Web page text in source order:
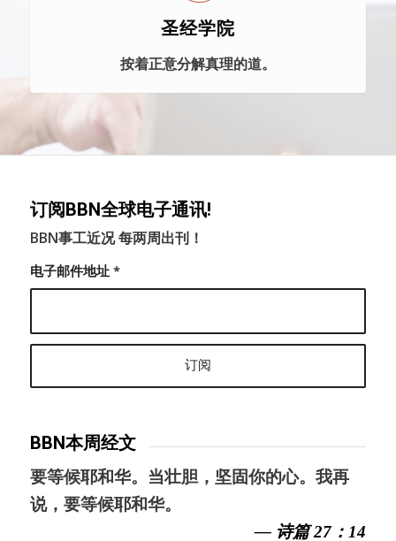
圣经学院
按着正意分解真理的道。
订阅BBN全球电子通讯!
BBN事工近况 每两周出刊！
电子邮件地址 *
BBN本周经文
要等候耶和华。当壮胆，坚固你的心。我再
说，要等候耶和华。
— 诗篇 27：14